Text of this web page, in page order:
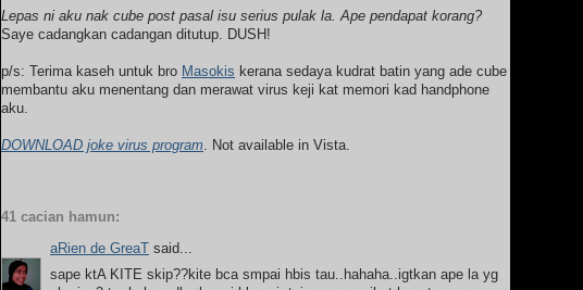
Lepas ni aku nak cube post pasal isu serius pulak la. Ape pendapat korang?
Saye cadangkan cadangan ditutup. DUSH!
p/s: Terima kaseh untuk bro Masokis kerana sedaya kudrat batin yang ade cube
membantu aku menentang dan merawat virus keji kat memori kad handphone
aku.
DOWNLOAD joke virus program . Not available in Vista.
41 cacian hamun:
aRien de GreaT said...
sape ktA KITE skip??kite bca smpai hbis tau..hahaha..igtkan ape la yg